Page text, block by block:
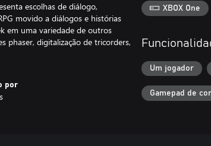
escolhas de diálogo,
movido a diálogos e histórias
em uma variedade de outros
phaser, digitalização de tricorders,
por
XBOX One
Um jogador
Gamepad de